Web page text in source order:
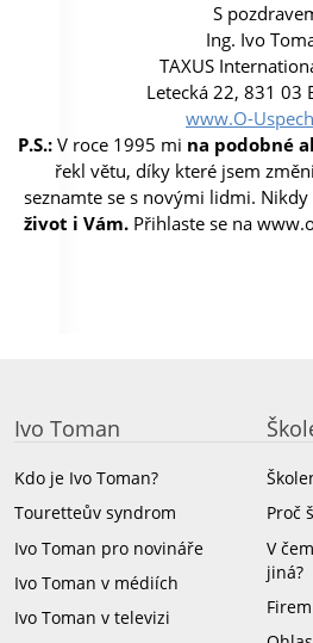
S
Ing. Ivo
TAXUS
Letecká 22, 831 03
www.O-
P.S.: V roce 1995 mi na podobné
řekl větu, díky které jsem
seznamte se s novými lidmi.
život i Vám. Přihlaste se na
Ivo Toman
Kdo je Ivo Toman?
Touretteův syndrom
Ivo Toman pro novináře
Ivo Toman v médiích
Ivo Toman v televizi
Proč
V
jiná?